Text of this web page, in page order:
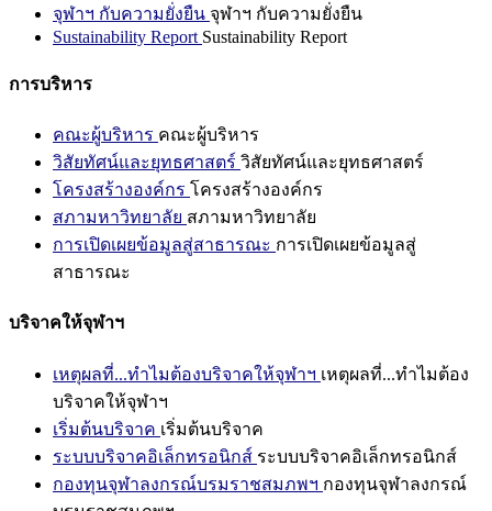
จุฬาฯ กับความยั่งยืน จุฬาฯ กับความยั่งยืน
Sustainability Report Sustainability Report
การบริหาร
คณะผู้บริหาร คณะผู้บริหาร
วิสัยทัศน์และยุทธศาสตร์ วิสัยทัศน์และยุทธศาสตร์
โครงสร้างองค์กร โครงสร้างองค์กร
สภามหาวิทยาลัย สภามหาวิทยาลัย
การเปิดเผยข้อมูลสู่สาธารณะ การเปิดเผยข้อมูลสู่
สาธารณะ
บริจาคให้จุฬาฯ
เหตุผลที่...ทำไมต้องบริจาคให้จุฬาฯ เหตุผลที่...ทำไมต้อง
บริจาคให้จุฬาฯ
เริ่มต้นบริจาค เริ่มต้นบริจาค
ระบบบริจาคอิเล็กทรอนิกส์ ระบบบริจาคอิเล็กทรอนิกส์
กองทุนจุฬาลงกรณ์บรมราชสมภพฯ กองทุนจุฬาลงกรณ์